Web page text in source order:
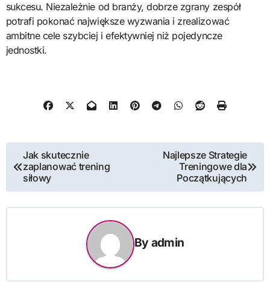
sukcesu. Niezależnie od branży, dobrze zgrany zespół
potrafi pokonać największe wyzwania i zrealizować
ambitne cele szybciej i efektywniej niż pojedyncze
jednostki.
Nawigacja
wpisu
Jak skutecznie
zaplanować trening
siłowy
Najlepsze Strategie
Treningowe dla
Początkujących
By admin